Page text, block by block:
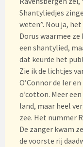
Shantyliedjes
weten”. Nou ja,
Dorus waarmee
een shantylied,
dat keurde het
Zie ik de lichtjes
O’Connor de Ier
o’cotton. Meer
land, maar heel
zee. Het nummer
De zanger kwam
de voorste rij